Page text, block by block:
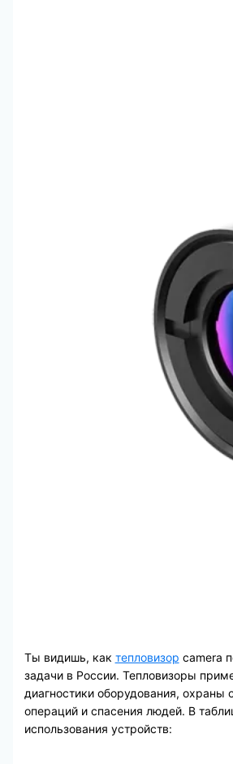
Ты видишь, как тепловизор camera
задачи в России. Тепловизоры
диагностики оборудования, охраны
операций и спасения людей. В
использования устройств: